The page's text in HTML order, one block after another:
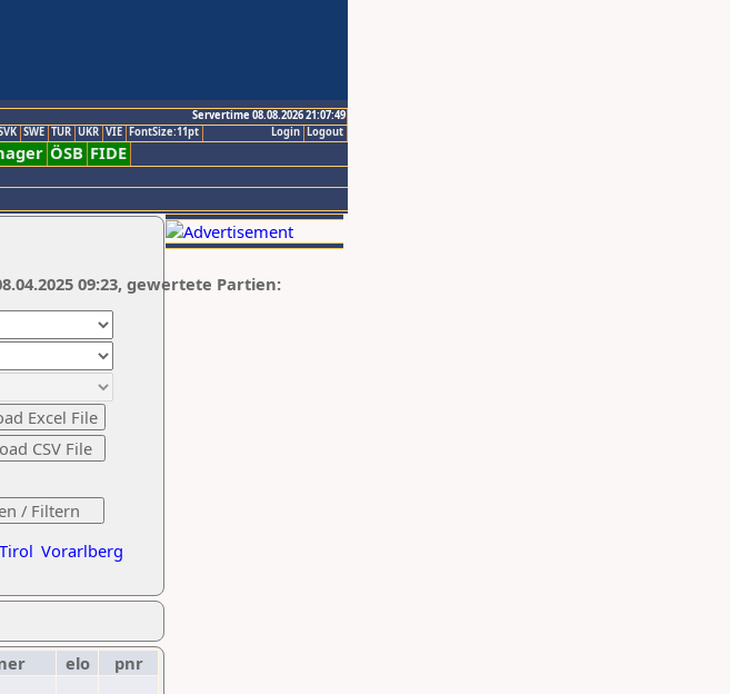
Servertime 08.08.2026 21:07:49
Logout
Login
SWE TUR UKR VIE FontSize:11pt
ÖSB FIDE
Tirol Vorarlberg
09:23, gewertete Partien:
elo
pnr